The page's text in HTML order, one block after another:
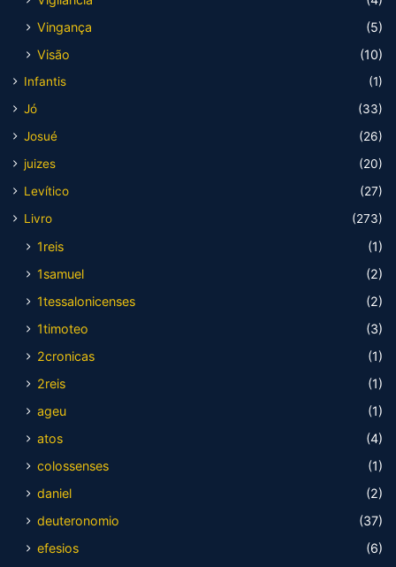
Vingança
(5)
Visão
(10)
Infantis
(1)
Jó
(33)
Josué
(26)
juizes
(20)
Levítico
(27)
Livro
(273)
1reis
(1)
1samuel
(2)
1tessalonicenses
(2)
1timoteo
(3)
2cronicas
(1)
2reis
(1)
ageu
(1)
atos
(4)
colossenses
(1)
daniel
(2)
deuteronomio
(37)
efesios
(6)